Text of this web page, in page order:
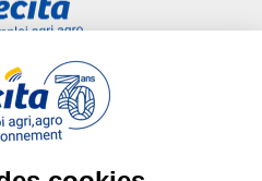
Liens utiles